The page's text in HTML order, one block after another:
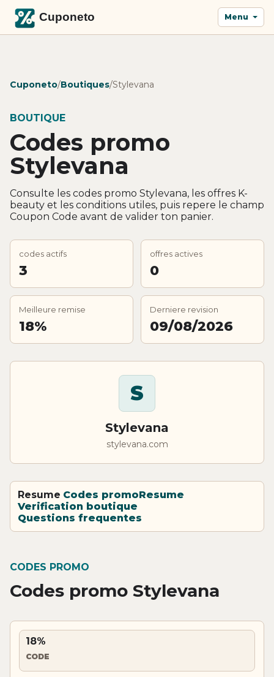
Menu
Cuponeto/Boutiques/Stylevana
BOUTIQUE
Codes promo
Stylevana
Consulte les codes promo Stylevana, les offres K-
beauty et les conditions utiles, puis repere le champ
Coupon Code avant de valider ton panier.
codes actifs
3
offres actives
0
Meilleure remise
18%
Derniere revision
09/08/2026
S
Stylevana
stylevana.com
Resume Codes promoResume
Verification boutique
Questions frequentes
CODES PROMO
Codes promo Stylevana
18%
CODE